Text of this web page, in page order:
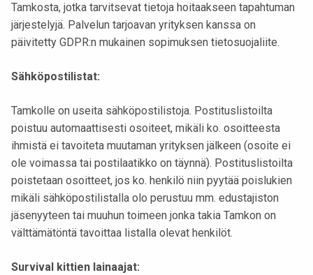
Tamkosta, jotka tarvitsevat tietoja hoitaakseen tapahtuman
järjestelyjä. Palvelun tarjoavan yrityksen kanssa on
päivitetty GDPR:n mukainen sopimuksen tietosuojaliite.
Sähköpostilistat:
Tamkolle on useita sähköpostilistoja. Postituslistoilta
poistuu automaattisesti osoiteet, mikäli ko. osoitteesta
ihmistä ei tavoiteta muutaman yrityksen jälkeen (osoite ei
ole voimassa tai postilaatikko on täynnä). Postituslistoilta
poistetaan osoitteet, jos ko. henkilö niin pyytää poislukien
mikäli sähköpostilistalla olo perustuu mm. edustajiston
jäsenyyteen tai muuhun toimeen jonka takia Tamkon on
välttämätöntä tavoittaa listalla olevat henkilöt.
Survival kittien lainaajat: